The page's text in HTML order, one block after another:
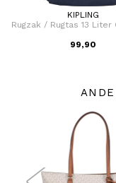
KIPLING
Rugzak / Rugtas 13 Liter
99,90